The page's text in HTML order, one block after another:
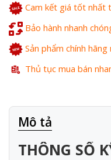
Cam kết giá tốt nhất
Bảo hành nhanh
Sản phẩm chính
Thủ tục mua bán
Mô tả
THÔNG SỐ